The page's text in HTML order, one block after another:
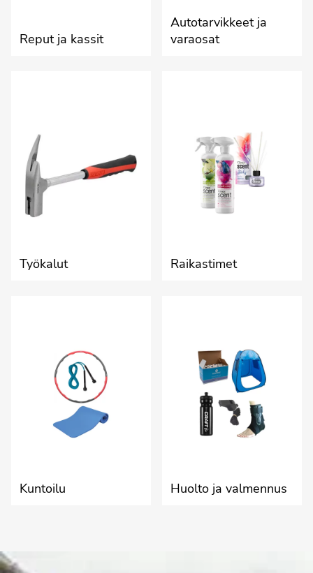
Reput ja kassit
Autotarvikkeet ja
varaosat
Työkalut Raikastimet
Kuntoilu Huolto ja valmennus